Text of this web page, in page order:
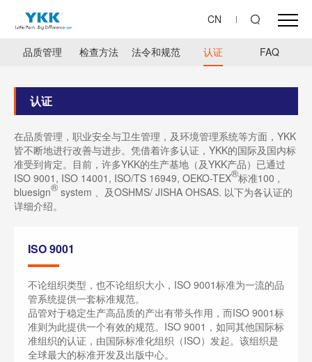
CN
品质管理 检查方法 法令和规范 认证 FAQ
认证
在品质管理，职业安全与卫生管理，及环境管理系统等方面，YKK
皆不断地进行改善与进步。凭借着许多认证，YKK的国际及国内标
准受到肯定。目前，许多YKK的生产基地（及YKK产品）已通过
ISO 9001, ISO 14001, ISO/TS 16949, OEKO-TEX®标准100 ,
bluesign® system 、及OSHMS/ JISHA OHSAS. 以下为各认证的
详细介绍。
ISO 9001
不论组织类型，也不论组织大小，ISO 9001标准为一流的品
管系统提供一套标准规范。
品管对于稳定生产高品质的产出有带头作用，而ISO 9001标
准则为此提供一个有效的规范。ISO 9001，如同其他国际标
准组织的认证，由国际标准化组织（ISO）发起。该组织是
全球最大的标准开发及出版中心。